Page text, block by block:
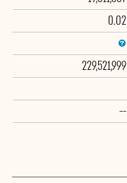
0.02
229,521,999
--